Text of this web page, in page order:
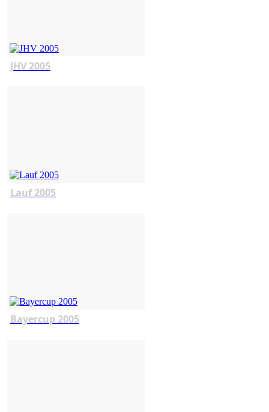
JHV 2005
Lauf 2005
Bayercup 2005